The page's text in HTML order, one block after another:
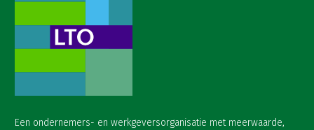
Een ondernemers- en werkgeversorganisatie met meerwaarde,